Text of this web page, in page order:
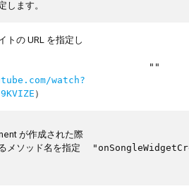
します。
トの URL を指定し
watch?
）
""
が作成された際
メソッド名を指定